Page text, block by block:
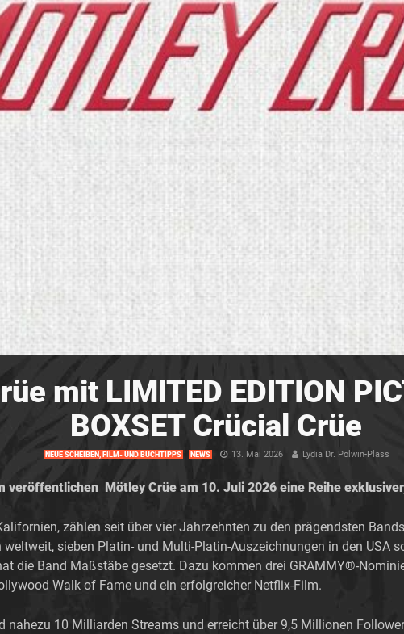
mit LIMITED EDITION
BOXSET Crücial Crüe
NEUE SCHEIBEN, FILM- UND BUCHTIPPS NEWS 13. Mai 2026 Lydia Dr. Polwin-Plass
veröffentlichen Mötley Crüe am 10. Juli 2026 eine Reihe
zählen seit über vier Jahrzehnten zu den prägendsten
sieben Platin- und Multi-Platin-Auszeichnungen in den USA
die Band Maßstäbe gesetzt. Dazu kommen drei GRAMMY®-
Walk of Fame und ein erfolgreicher Netflix-Film.
nahezu 10 Milliarden Streams und erreicht über 9,5 Millionen